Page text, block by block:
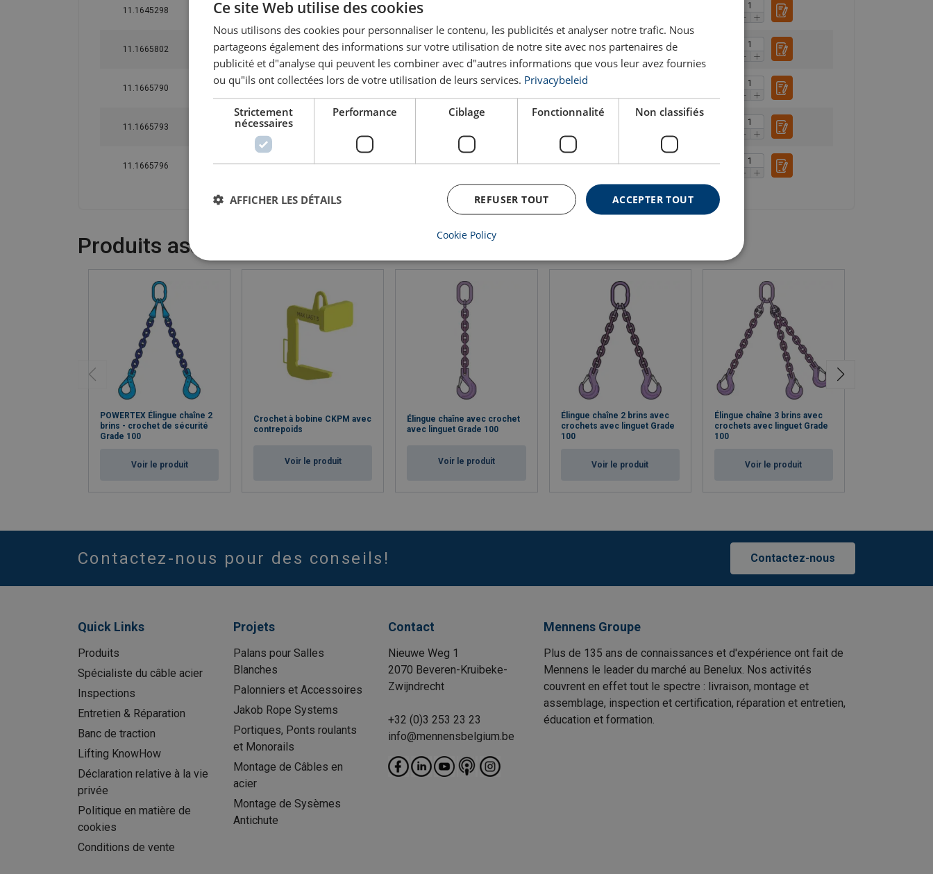
11.1645298 WLHBW 5/6 161
11.1665802 WLHBW 7/8 2,5 181 1,55
11.1665790 WLHBW 10
11.1665793 WLHBW 13
11.1665796 WLHBW 16 10 319 7,35
Produits associés
POWERTEX Élingue chaîne 2
brins - crochet de sécurité
Grade 100
Voir le produit
Crochet à bobine CKPM avec
contrepoids
Voir le produit
Élingue chaîne avec crochet
avec linguet Grade 100
Voir le produit
Élingue chaîne 2 brins avec
crochets avec linguet Grade
100
Voir le produit
Élingue chaîne 3 brins avec
crochets avec linguet Grade
100
Voir le produit
Contactez-nous pour des conseils! Contactez-nous
Quick Links
Produits
Spécialiste du câble acier
Inspections
Entretien & Réparation
Banc de traction
Lifting KnowHow
Déclaration relative à la vie
privée
Politique en matière de
cookies
Conditions de vente
Projets
Palans pour Salles
Blanches
Palonniers et Accessoires
Jakob Rope Systems
Portiques, Ponts roulants
et Monorails
Montage de Câbles en
acier
Montage de Sysèmes
Antichute
Contact
Nieuwe Weg 1
2070 Beveren-Kruibeke-
Zwijndrecht
+32 (0)3 253 23 23
info@mennensbelgium.be
Mennens Groupe
Plus de 135 ans de connaissances et d'expérience ont fait de
Mennens le leader du marché au Benelux. Nos activités
couvrent en effet tout le spectre : livraison, montage et
assemblage, inspection et certification, réparation et entretien,
éducation et formation.
FRENCH
Ce site Web utilise des cookies
Nous utilisons des cookies pour personnaliser le contenu, les publicités et analyser notre trafic. Nous
partageons également des informations sur votre utilisation de notre site avec nos partenaires de
publicité et d"analyse qui peuvent les combiner avec d"autres informations que vous leur avez fournies
ou qu"ils ont collectées lors de votre utilisation de leurs services. Privacybeleid
Strictement
nécessaires
Performance Ciblage Fonctionnalité Non classifiés
ACCEPTER TOUT
REFUSER TOUT
AFFICHER LES DÉTAILS
Cookie Policy